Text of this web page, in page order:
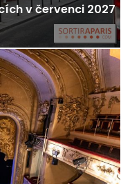
v červenci 2027